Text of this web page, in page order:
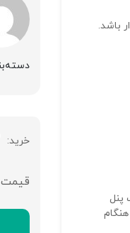
باشد.
پنل
امتیاز شما
دیدگاه شما
خرید